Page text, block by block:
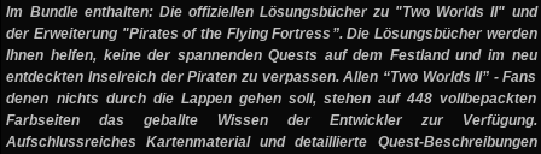
Im Bundle enthalten: Die offiziellen Lösungsbücher zu "Two Worlds II" und
der Erweiterung "Pirates of the Flying Fortress ”.Die Lösungsbücher werden
Ihnen helfen, keine der spannenden Quests auf dem Festland und im neu
entdeckten Inselreich der Piraten zu verpassen. Allen “Two Worlds II” - Fans
denen nichts durch die Lappen gehen soll, stehen auf 448 vollbepackten
Farbseiten das geballte Wissen der Entwickler zur Verfügung.
Aufschlussreiches Kartenmaterial und detaillierte Quest-Beschreibungen